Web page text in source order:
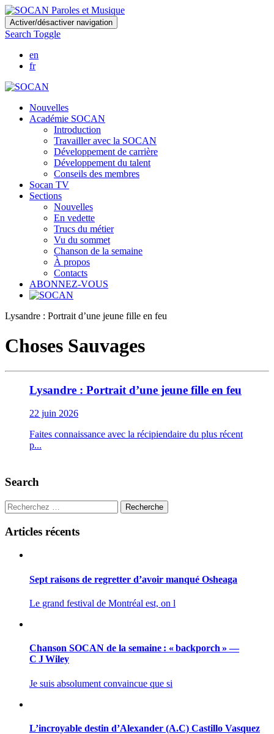
Skip
to
main
content
Activer/désactiver navigation
Search Toggle
en
fr
Nouvelles
Académie SOCAN
Introduction
Travailler avec la SOCAN
Développement de carrière
Développement du talent
Conseils des membres
Socan TV
Sections
Nouvelles
En vedette
Trucs du métier
Vu du sommet
Chanson de la semaine
À propos
Contacts
ABONNEZ-VOUS
Lysandre : Portrait d’une jeune fille en feu
Choses Sauvages
Lysandre : Portrait d’une jeune fille en feu
22 juin 2026
Faites connaissance avec la récipiendaire du plus récent
p...
Search
Recherche
Articles récents
Sept raisons de regretter d’avoir manqué Osheaga
Le grand festival de Montréal est, on l
Chanson SOCAN de la semaine : « backporch » —
C J Wiley
Je suis absolument convaincue que si
L’incroyable destin d’Alexander (A.C) Castillo Vasquez